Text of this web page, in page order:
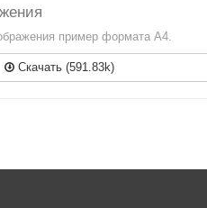
пример формата А4.
Скачать (591.83k)